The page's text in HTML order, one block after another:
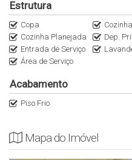
A Italiana Consultoria é
nas regiões Oeste e Sul de
oportunidades conosco!
Estrutura
Copa Cozinha
Cozinha Planejada
Dep.
Entrada de Serviço
Área de Serviço
Acabamento
Piso Frio
Mapa do Imóvel